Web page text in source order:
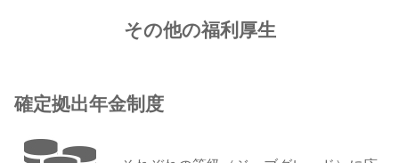
その他の福利厚生
確定拠出年金制度